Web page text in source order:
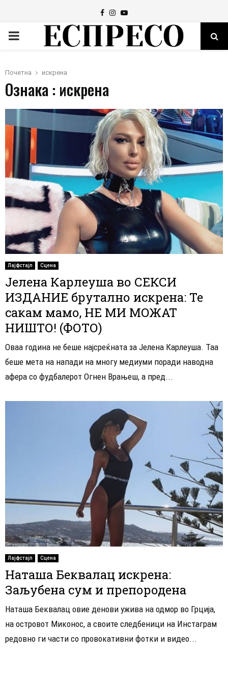
Facebook
Instagram
Youtube
PRIMARY
Почетна искрена
Ознака : искрена
Лајфстајл Сцена
Јелена Карлеуша во СЕКСИ
ИЗДАНИЕ брутално искрена: Те
сакам мамо, НЕ МИ МОЖАТ
НИШТО! (ФОТО)
Оваа година не беше најсреќната за Јелена Карлеуша. Таа
беше мета на напади на многу медиуми поради наводна
афера со фудбалерот Огнен Врањеш, а пред...
Лајфстајл Сцена
Наташа Беквалац искрена:
Заљубена сум и препородена
Наташа Беквалац овие денови ужива на одмор во Грција,
на островот Миконос, а своите следбеници на Инстаграм
редовно ги части со провокативни фотки и видео...